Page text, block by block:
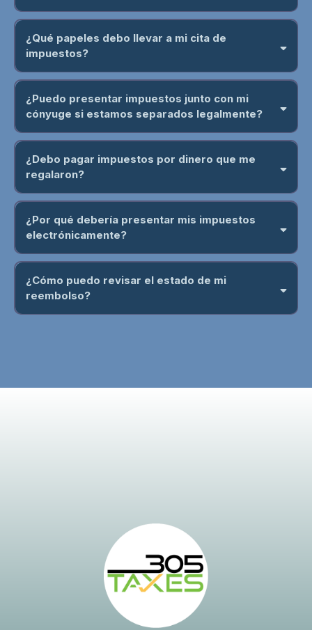
W-2
¿Qué papeles debo llevar a mi cita de
impuestos?
¿Puedo presentar impuestos junto con mi
cónyuge si estamos separados legalmente?
no sea final
casados declarando juntos
¿Debo pagar impuestos por dinero que me
regalaron?
no es considerado ingreso
¿Por qué debería presentar mis impuestos
electrónicamente?
más rápido y más seguro
¿Cómo puedo revisar el estado de mi
reembolso?